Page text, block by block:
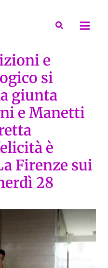
Cerca
e
si
giunta
e Manetti
è
Firenze sui
28